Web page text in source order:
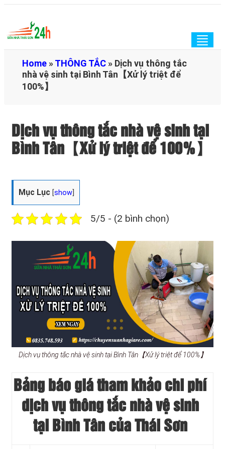
Home »THÔNG TẮC » Dịch vụ thông tắc
nhà vệ sinh tại Bình Tân【Xử lý triệt để
100%】
Dịch vụ thông tắc nhà vệ sinh tại
Bình Tân【Xử lý triệt để 100%】
Mục Lục [show
5/5 - (2 bình chọn)
Dịch vụ thông tắc nhà vệ sinh tại Bình Tân【Xử lý triệt để 100%】
Bảng báo giá tham khảo chi phí
dịch vụ thông tắc nhà vệ sinh
tại Bình Tân của Thái Sơn